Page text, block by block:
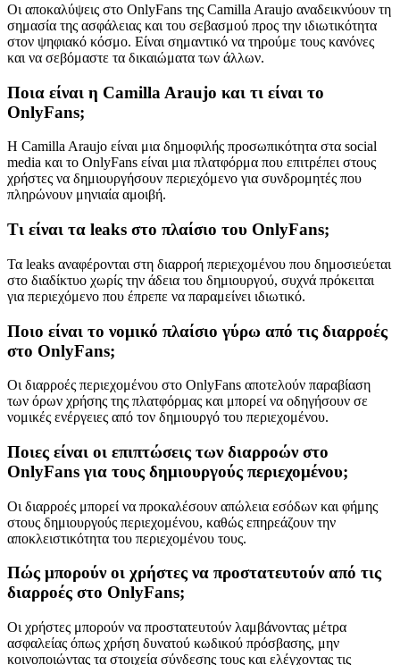
Οι αποκαλύψεις στο OnlyFans της Camilla Araujo αναδεικνύουν τη
σημασία της ασφάλειας και του σεβασμού προς την ιδιωτικότητα
στον ψηφιακό κόσμο. Είναι σημαντικό να τηρούμε τους κανόνες
και να σεβόμαστε τα δικαιώματα των άλλων.
Ποια είναι η Camilla Araujo και τι είναι το
OnlyFans;
Η Camilla Araujo είναι μια δημοφιλής προσωπικότητα στα social
media και το OnlyFans είναι μια πλατφόρμα που επιτρέπει στους
χρήστες να δημιουργήσουν περιεχόμενο για συνδρομητές που
πληρώνουν μηνιαία αμοιβή.
Τι είναι τα leaks στο πλαίσιο του OnlyFans;
Τα leaks αναφέρονται στη διαρροή περιεχομένου που δημοσιεύεται
στο διαδίκτυο χωρίς την άδεια του δημιουργού, συχνά πρόκειται
για περιεχόμενο που έπρεπε να παραμείνει ιδιωτικό.
Ποιο είναι το νομικό πλαίσιο γύρω από τις διαρροές
στο OnlyFans;
Οι διαρροές περιεχομένου στο OnlyFans αποτελούν παραβίαση
των όρων χρήσης της πλατφόρμας και μπορεί να οδηγήσουν σε
νομικές ενέργειες από τον δημιουργό του περιεχομένου.
Ποιες είναι οι επιπτώσεις των διαρροών στο
OnlyFans για τους δημιουργούς περιεχομένου;
Οι διαρροές μπορεί να προκαλέσουν απώλεια εσόδων και φήμης
στους δημιουργούς περιεχομένου, καθώς επηρεάζουν την
αποκλειστικότητα του περιεχομένου τους.
Πώς μπορούν οι χρήστες να προστατευτούν από τις
διαρροές στο OnlyFans;
Οι χρήστες μπορούν να προστατευτούν λαμβάνοντας μέτρα
ασφαλείας όπως χρήση δυνατού κωδικού πρόσβασης, μην
κοινοποιώντας τα στοιχεία σύνδεσης τους και ελέγχοντας τις